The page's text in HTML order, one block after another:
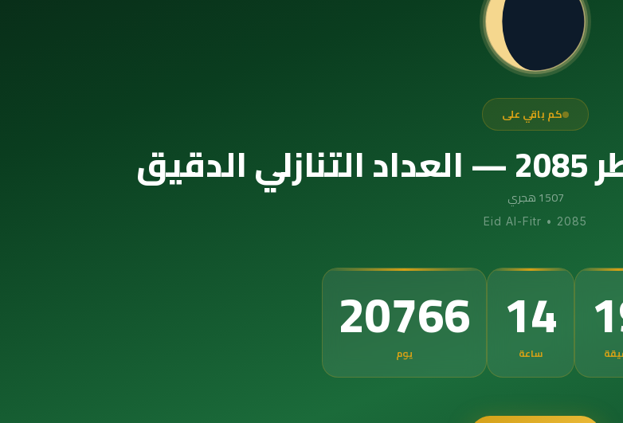
كم باقي على
1507 هجري
Eid Al-Fitr • 2085
20766
يوم 14
ساعة